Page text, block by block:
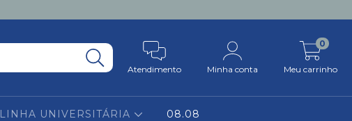
Atendimento Minha conta Meu carrinho
0
LINHA UNIVERSITÁRIA 08.08